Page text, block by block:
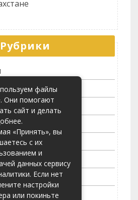
Рубрики
перевозки
файлы
Они помогают
сайт и делать
«Принять», вы
с их
и
данных сервису
Если нет
настройки
или покиньте